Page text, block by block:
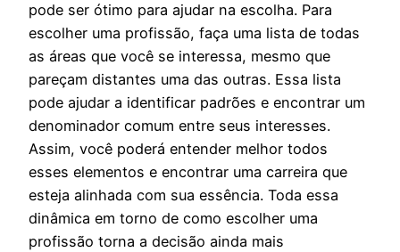
pode ser ótimo para ajudar na escolha. Para
escolher uma profissão, faça uma lista de todas
as áreas que você se interessa, mesmo que
pareçam distantes uma das outras. Essa lista
pode ajudar a identificar padrões e encontrar um
denominador comum entre seus interesses.
Assim, você poderá entender melhor todos
esses elementos e encontrar uma carreira que
esteja alinhada com sua essência. Toda essa
dinâmica em torno de como escolher uma
profissão torna a decisão ainda mais